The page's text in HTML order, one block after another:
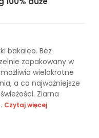
bakaleo. Bez
zapakowany w
wielokrotne
a co najważniejsze
Ziarna
Czytaj więcej